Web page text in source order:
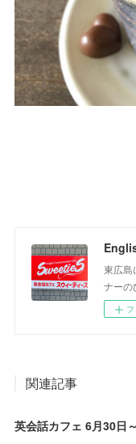
東広島
ナーの
関連記事
英会話カフェ 6月30日